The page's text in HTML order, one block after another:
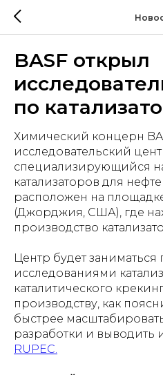
BASF открыл
по
Химический концерн
исследовательский
специализирующийся
катализаторов для
расположен на площадке
(Джорджия, США), где
производство
Центр будет
исследованиями
каталитического
производству, как
быстрее
разработки и выводить
RUPEC.